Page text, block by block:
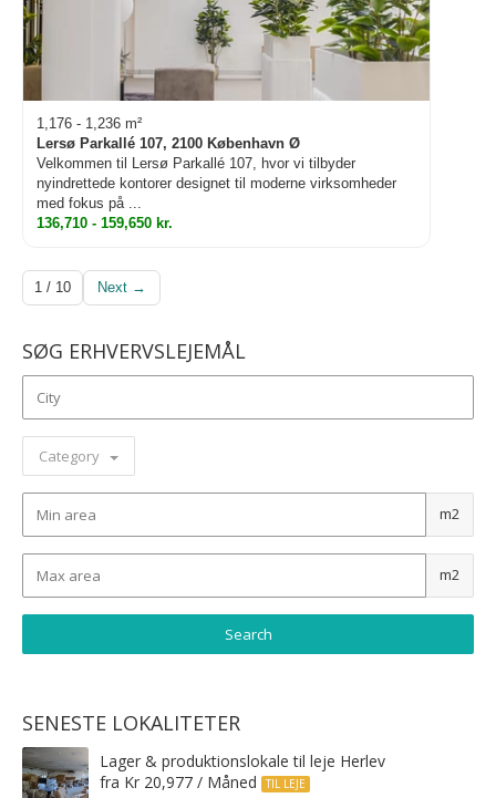
1,176 - 1,236 m²
Lersø Parkallé 107, 2100 København Ø
Velkommen til Lersø Parkallé 107, hvor vi tilbyder
nyindrettede kontorer designet til moderne virksomheder
med fokus på ...
136,710 - 159,650 kr.
1 / 10 Next →
SØG ERHVERVSLEJEMÅL
Category
m2
m2
SENESTE LOKALITETER
Lager & produktionslokale til leje Herlev
fra Kr 20,977 / Måned
TIL LEJE